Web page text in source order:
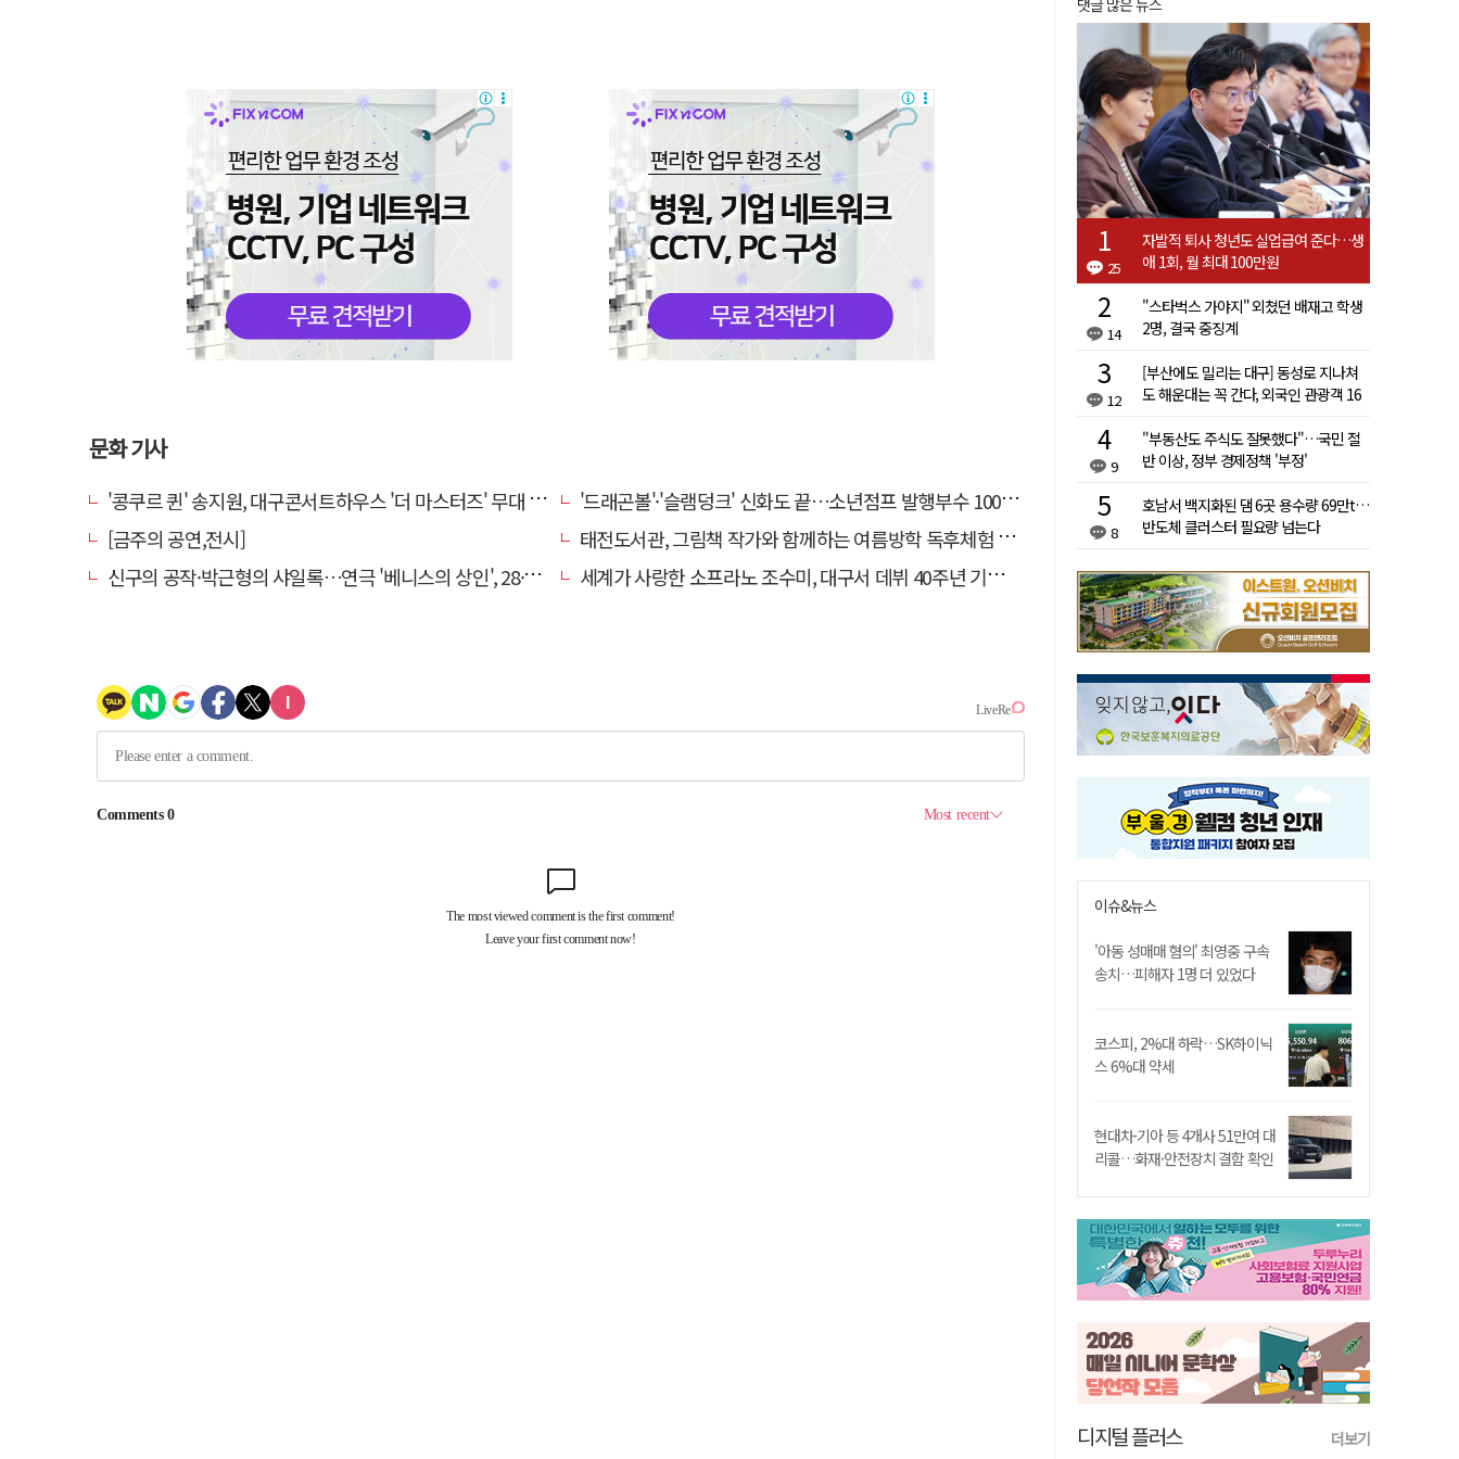
문화 기사
'콩쿠르 퀸' 송지원, 대구콘서트하우스 '더 마스터즈' 무대 오른다
'드래곤볼'·'슬램덩크' 신화도 끝…소년점프 발행부수 100만부 붕괴
[금주의 공연,전시]
태전도서관, 그림책 작가와 함께하는 여름방학 독후체험 운영
신구의 공작·박근형의 샤일록…연극 '베니스의 상인', 28·29일 대구 공연
세계가 사랑한 소프라노 조수미, 대구서 데뷔 40주년 기념 무대
댓글 많은 뉴스
25
자발적 퇴사 청년도 실업급여 준다…생
애 1회, 월 최대 100만원
14
"스타벅스 가야지" 외쳤던 배재고 학생
2명, 결국 중징계
12
[부산에도 밀리는 대구] 동성로 지나쳐
도 해운대는 꼭 간다, 외국인 관광객 16
9
"부동산도 주식도 잘못했다"…국민 절
반 이상, 정부 경제정책 '부정'
8
호남서 백지화된 댐 6곳 용수량 69만t…
반도체 클러스터 필요량 넘는다
이슈&뉴스
'아동 성매매 혐의' 최영중 구속
송치…피해자 1명 더 있었다
코스피, 2%대 하락…SK하이닉
스 6%대 약세
현대차·기아 등 4개사 51만여 대
리콜…화재·안전장치 결함 확인
디지털 플러스 더보기